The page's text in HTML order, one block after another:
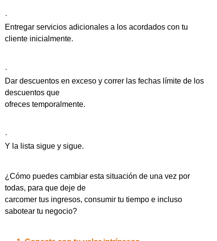
·
Entregar servicios adicionales a los acordados con tu
cliente inicialmente.
·
Dar descuentos en exceso y correr las fechas límite de los
descuentos que
ofreces temporalmente.
·
Y la lista sigue y sigue.
¿Cómo puedes cambiar esta situación de una vez por
todas, para que deje de
carcomer tus ingresos, consumir tu tiempo e incluso
sabotear tu negocio?